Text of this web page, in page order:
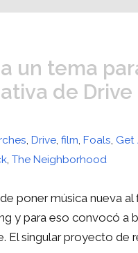
un tema
de Drive
,Drive,film,Foals, Get
,The Neighborhood
poner música nueva al
y para eso convocó a
El singular proyecto de